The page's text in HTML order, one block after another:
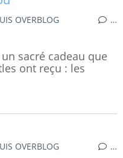
OVERBLOG …
sacré cadeau que
ont reçu : les
OVERBLOG …